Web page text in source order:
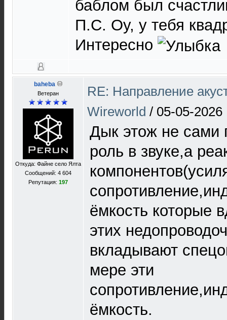
баблом был
П.С. Оу, у тебя
Интересно
baheba
Ветеран
Откуда: Файне село Ялта
Сообщений: 4 604
Репутация: 197
RE: Направление
Wireworld / 05-05-2026
Дык этож не сами
роль в звуке,а
ёмкость которые
этих
вкладывают
мере эти
ёмкость.